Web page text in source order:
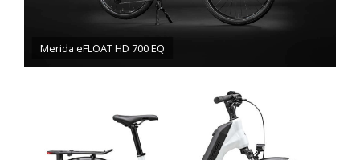
Merida eFLOAT HD 700 EQ